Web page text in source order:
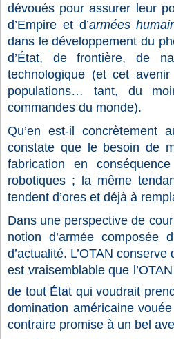
dévoués pour assurer leur
d’Empire et d’armées
dans le développement du
d’État, de frontière, de
technologique (et cet
populations… tant, du
commandes du monde).
Qu’en est-il concrètement
constate que le besoin de
fabrication en
robotiques ; la même
tendent d’ores et déjà à
Dans une perspective de
notion d’armée composée
d’actualité. L’OTAN
est vraisemblable que
de tout État qui voudrait
domination américaine
contraire promise à un bel